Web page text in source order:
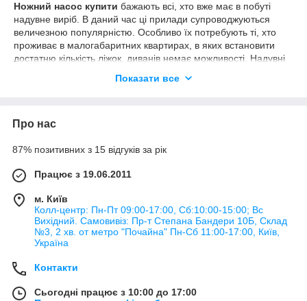
Ножний насос купити бажають всі, хто вже має в побуті
надувне виріб. В даний час ці прилади супроводжуються
величезною популярністю. Особливо їх потребують ті, хто
проживає в малогабаритних квартирах, в яких встановити
достатню кількість ліжок, диванів немає можливості. Надувні
конкурують з дерев'яними та металевими аналогами.
купитьножной насос «Intex»
неприятной ситуации, вы можете приобрести прибор в
каталоге нашего магазина. Мы готовы предложить несколько
интересных вариантов этих устройств, приобретая которые
процесс накачивания надувных изделий станет легким и
быстрым.
Ножные насосы: как выбрать
Насосы для надувных изделий бывают различных типов, но
все они относятся к разновидности механических, поскольку
для их использования приходится прилагать механическую
силу, задействовать мышечную силу ног.
Показати все
Про нас
87% позитивних з 15 відгуків за рік
Працює з 19.06.2011
м. Київ
Колл-центр: Пн-Пт 09:00-17:00, Сб:10:00-15:00; Вс
Вихідний. Самовивіз: Пр-т Степана Бандери 10Б, Склад
№3, 2 хв. от метро "Почайна" Пн-Cб 11:00-17:00, Київ,
Україна
Контакти
Сьогодні працює з 10:00 до 17:00